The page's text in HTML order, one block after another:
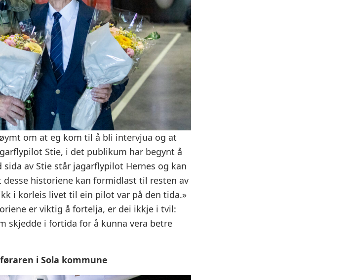
om at eg kom til å bli intervjua og at
Stie, i det publikum har begynt å
av Stie står jagarflypilot Hernes og kan
historiene kan formidlast til resten av
i korleis livet til ein pilot var på den tida.»
er viktig å fortelja, er dei ikkje i tvil:
skjedde i fortida for å kunna vera betre
i Sola kommune